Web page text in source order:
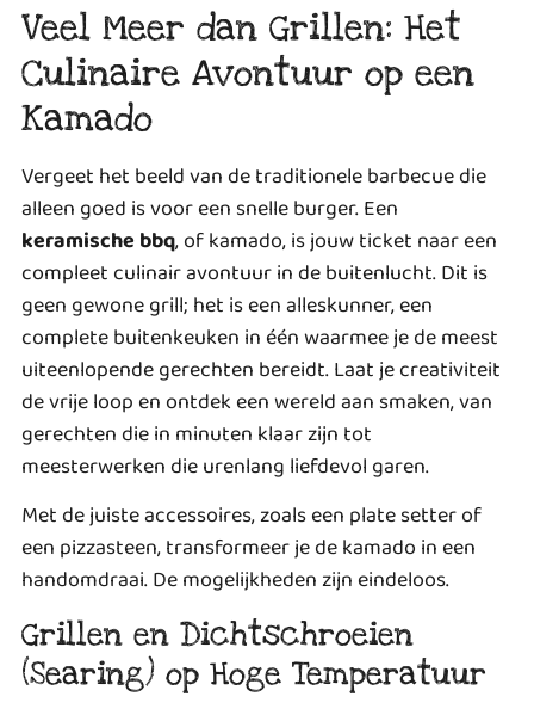
Veel Meer dan Grillen: Het
Culinaire Avontuur op een
Kamado
Vergeet het beeld van de traditionele barbecue die
alleen goed is voor een snelle burger. Een
keramische bbq, of kamado, is jouw ticket naar een
compleet culinair avontuur in de buitenlucht. Dit is
geen gewone grill; het is een alleskunner, een
complete buitenkeuken in één waarmee je de meest
uiteenlopende gerechten bereidt. Laat je creativiteit
de vrije loop en ontdek een wereld aan smaken, van
gerechten die in minuten klaar zijn tot
meesterwerken die urenlang liefdevol garen.
Met de juiste accessoires, zoals een plate setter of
een pizzasteen, transformeer je de kamado in een
handomdraai. De mogelijkheden zijn eindeloos.
Grillen en Dichtschroeien
(Searing) op Hoge Temperatuur